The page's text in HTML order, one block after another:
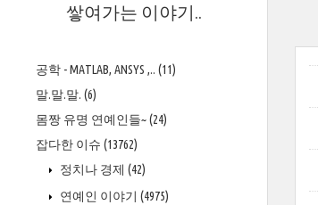
쌓여가는 이야기..
공학 - MATLAB, ANSYS ,.. (11)
말.말.말. (6)
몸짱 유명 연예인들~(24)
잡다한 이슈 (13762)
정치나 경제 (42)
연예인 이야기 (4975)